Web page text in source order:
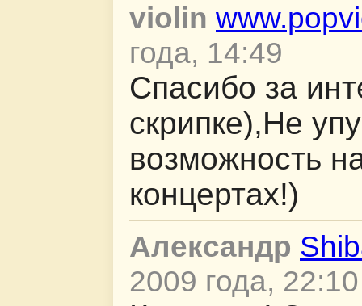
violin
года, 14:49
Спасибо за
скрипке),Не
возможность
концертах!)
Александр
2009 года, 22:10